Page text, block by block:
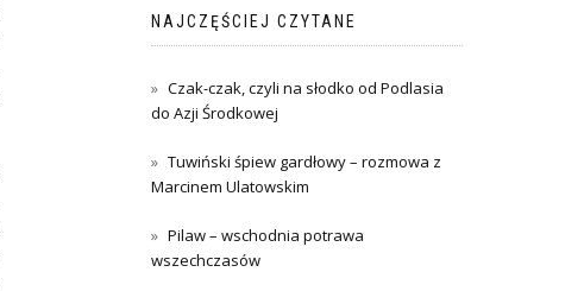
NAJCZĘŚCIEJ CZYTANE
Czak-czak, czyli na słodko od Podlasia
do Azji Środkowej
Tuwiński śpiew gardłowy – rozmowa z
Marcinem Ulatowskim
Pilaw – wschodnia potrawa
wszechczasów